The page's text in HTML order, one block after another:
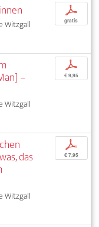
Witzgall
p
gratis
–
Witzgall
p
€ 9,95
das
Witzgall
p
€ 7,95